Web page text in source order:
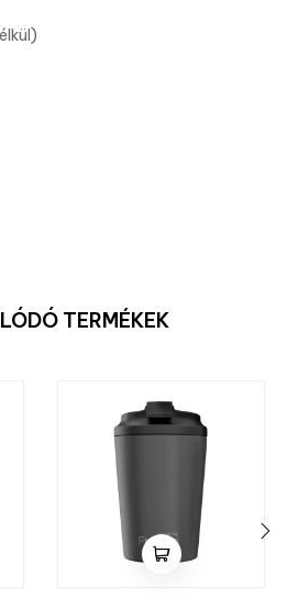
TERMÉKEK